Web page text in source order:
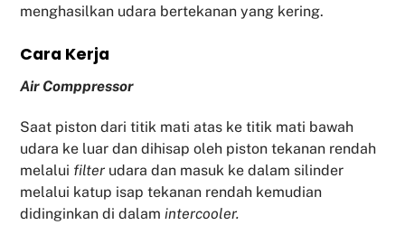
menghasilkan udara bertekanan yang kering.
Cara Kerja
Air Comppressor
Saat piston dari titik mati atas ke titik mati bawah
udara ke luar dan dihisap oleh piston tekanan rendah
melalui filter udara dan masuk ke dalam silinder
melalui katup isap tekanan rendah kemudian
didinginkan di dalamintercooler.